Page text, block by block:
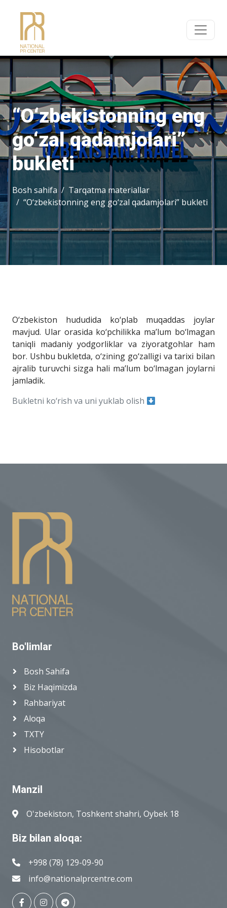
“O‘zbekistonning eng
go‘zal qadamjolari”
bukleti
Bosh sahifa
Tarqatma materiallar
“O‘zbekistonning eng go‘zal qadamjolari” bukleti
O‘zbekiston hududida ko‘plab muqaddas joylar
mavjud. Ular orasida ko‘pchilikka ma’lum bo‘lmagan
taniqli madaniy yodgorliklar va ziyoratgohlar ham
bor. Ushbu bukletda, o‘zining go‘zalligi va tarixi bilan
ajralib turuvchi sizga hali ma’lum bo‘lmagan joylarni
jamladik.
Bukletni ko‘rish va uni yuklab olish
Bo'limlar
Bosh Sahifa
Biz Haqimizda
Rahbariyat
Aloqa
TXTY
Hisobotlar
Manzil
O'zbekiston, Toshkent shahri, Oybek 18
Biz bilan aloqa:
+998 (78) 129-09-90
info@nationalprcentre.com